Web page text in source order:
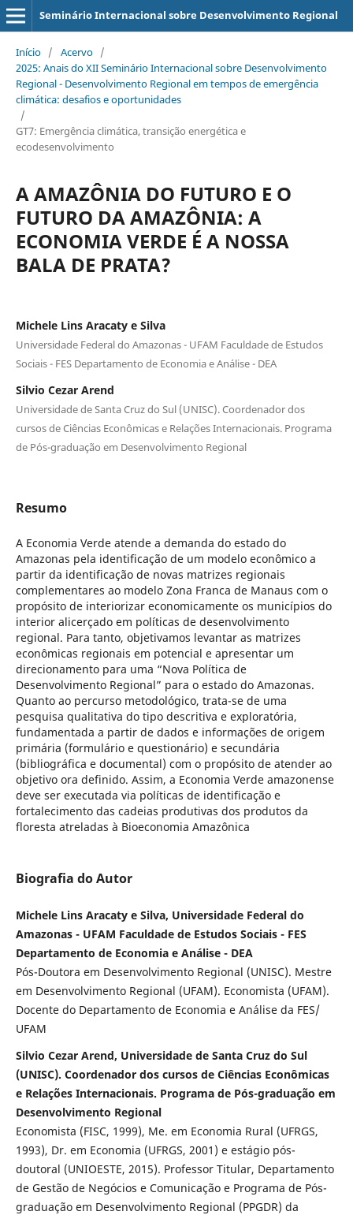
Seminário Internacional sobre Desenvolvimento Regional
Início / Acervo /
2025: Anais do XII Seminário Internacional sobre Desenvolvimento
Regional - Desenvolvimento Regional em tempos de emergência
climática: desafios e oportunidades
/
GT7: Emergência climática, transição energética e
ecodesenvolvimento
A AMAZÔNIA DO FUTURO E O
FUTURO DA AMAZÔNIA: A
ECONOMIA VERDE É A NOSSA
BALA DE PRATA?
Michele Lins Aracaty e Silva
Universidade Federal do Amazonas - UFAM Faculdade de Estudos
Sociais - FES Departamento de Economia e Análise - DEA
Silvio Cezar Arend
Universidade de Santa Cruz do Sul (UNISC). Coordenador dos
cursos de Ciências Econômicas e Relações Internacionais. Programa
de Pós-graduação em Desenvolvimento Regional
Resumo
A Economia Verde atende a demanda do estado do
Amazonas pela identificação de um modelo econômico a
partir da identificação de novas matrizes regionais
complementares ao modelo Zona Franca de Manaus com o
propósito de interiorizar economicamente os municípios do
interior alicerçado em políticas de desenvolvimento
regional. Para tanto, objetivamos levantar as matrizes
econômicas regionais em potencial e apresentar um
direcionamento para uma “Nova Política de
Desenvolvimento Regional” para o estado do Amazonas.
Quanto ao percurso metodológico, trata-se de uma
pesquisa qualitativa do tipo descritiva e exploratória,
fundamentada a partir de dados e informações de origem
primária (formulário e questionário) e secundária
(bibliográfica e documental) com o propósito de atender ao
objetivo ora definido. Assim, a Economia Verde amazonense
deve ser executada via políticas de identificação e
fortalecimento das cadeias produtivas dos produtos da
floresta atreladas à Bioeconomia Amazônica
Biografia do Autor
Michele Lins Aracaty e Silva, Universidade Federal do
Amazonas - UFAM Faculdade de Estudos Sociais - FES
Departamento de Economia e Análise - DEA
Pós-Doutora em Desenvolvimento Regional (UNISC). Mestre
em Desenvolvimento Regional (UFAM). Economista (UFAM).
Docente do Departamento de Economia e Análise da FES/
UFAM
Silvio Cezar Arend, Universidade de Santa Cruz do Sul
(UNISC). Coordenador dos cursos de Ciências Econômicas
e Relações Internacionais. Programa de Pós-graduação em
Desenvolvimento Regional
Economista (FISC, 1999), Me. em Economia Rural (UFRGS,
1993), Dr. em Economia (UFRGS, 2001) e estágio pós-
doutoral (UNIOESTE, 2015). Professor Titular, Departamento
de Gestão de Negócios e Comunicação e Programa de Pós-
graduação em Desenvolvimento Regional (PPGDR) da